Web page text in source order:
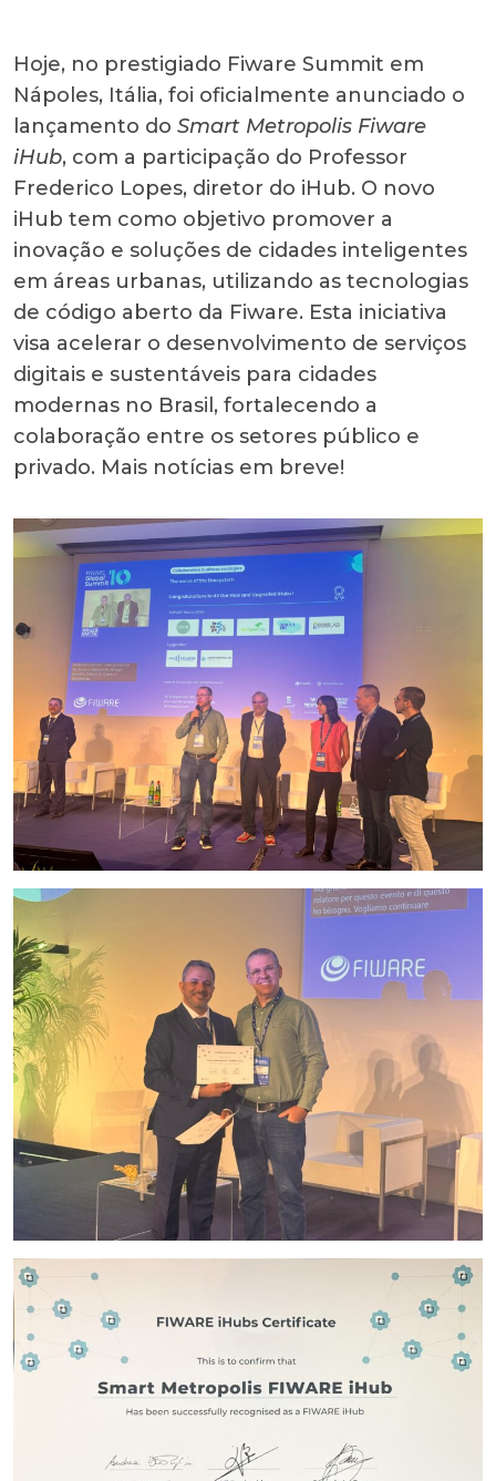
Hoje, no prestigiado Fiware Summit em
Nápoles, Itália, foi oficialmente anunciado o
lançamento do Smart Metropolis Fiware
iHub, com a participação do Professor
Frederico Lopes, diretor do iHub. O novo
iHub tem como objetivo promover a
inovação e soluções de cidades inteligentes
em áreas urbanas, utilizando as tecnologias
de código aberto da Fiware. Esta iniciativa
visa acelerar o desenvolvimento de serviços
digitais e sustentáveis para cidades
modernas no Brasil, fortalecendo a
colaboração entre os setores público e
privado. Mais notícias em breve!